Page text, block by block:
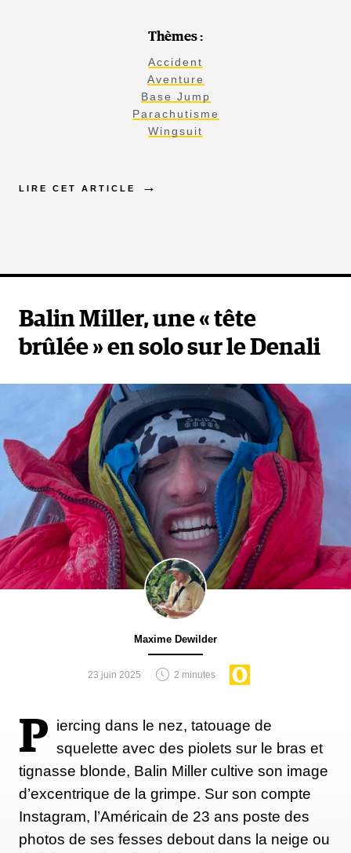
Thèmes :
Accident
Aventure
Base Jump
Parachutisme
Wingsuit
LIRE CET ARTICLE
Balin Miller, une « tête
brûlée » en solo sur le Denali
Maxime Dewilder
23 juin 2025 2 minutes
P iercing dans le nez, tatouage de
squelette avec des piolets sur le bras et
tignasse blonde, Balin Miller cultive son image
d’excentrique de la grimpe. Sur son compte
Instagram, l’Américain de 23 ans poste des
photos de ses fesses debout dans la neige ou